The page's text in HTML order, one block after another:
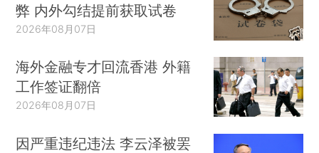
弊 内外勾结提前获取试卷
2026年08月07日
海外金融专才回流香港 外籍
工作签证翻倍
2026年08月07日
因严重违纪违法 李云泽被罢